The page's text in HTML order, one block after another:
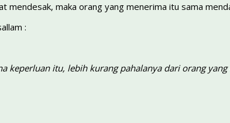
mendesak, maka orang yang menerima itu sama
:
keperluan itu, lebih kurang pahalanya dari orang